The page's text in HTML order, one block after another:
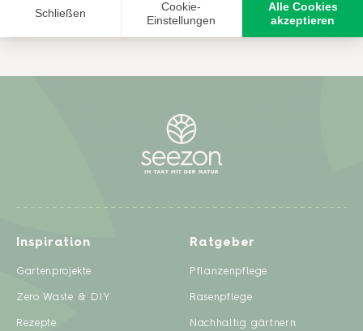
Inspiration
Gartenprojekte
Zero Waste & DIY
Rezepte
Ratgeber
Pflanzenpflege
Rasenpflege
Nachhaltig gärtnern